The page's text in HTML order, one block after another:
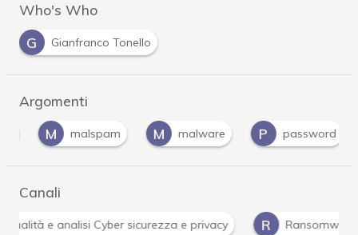
Who's Who
G
Gianfranco Tonello
Argomenti
malspam malware password
Canali
e analisi Cyber sicurezza e privacy R Ransomware